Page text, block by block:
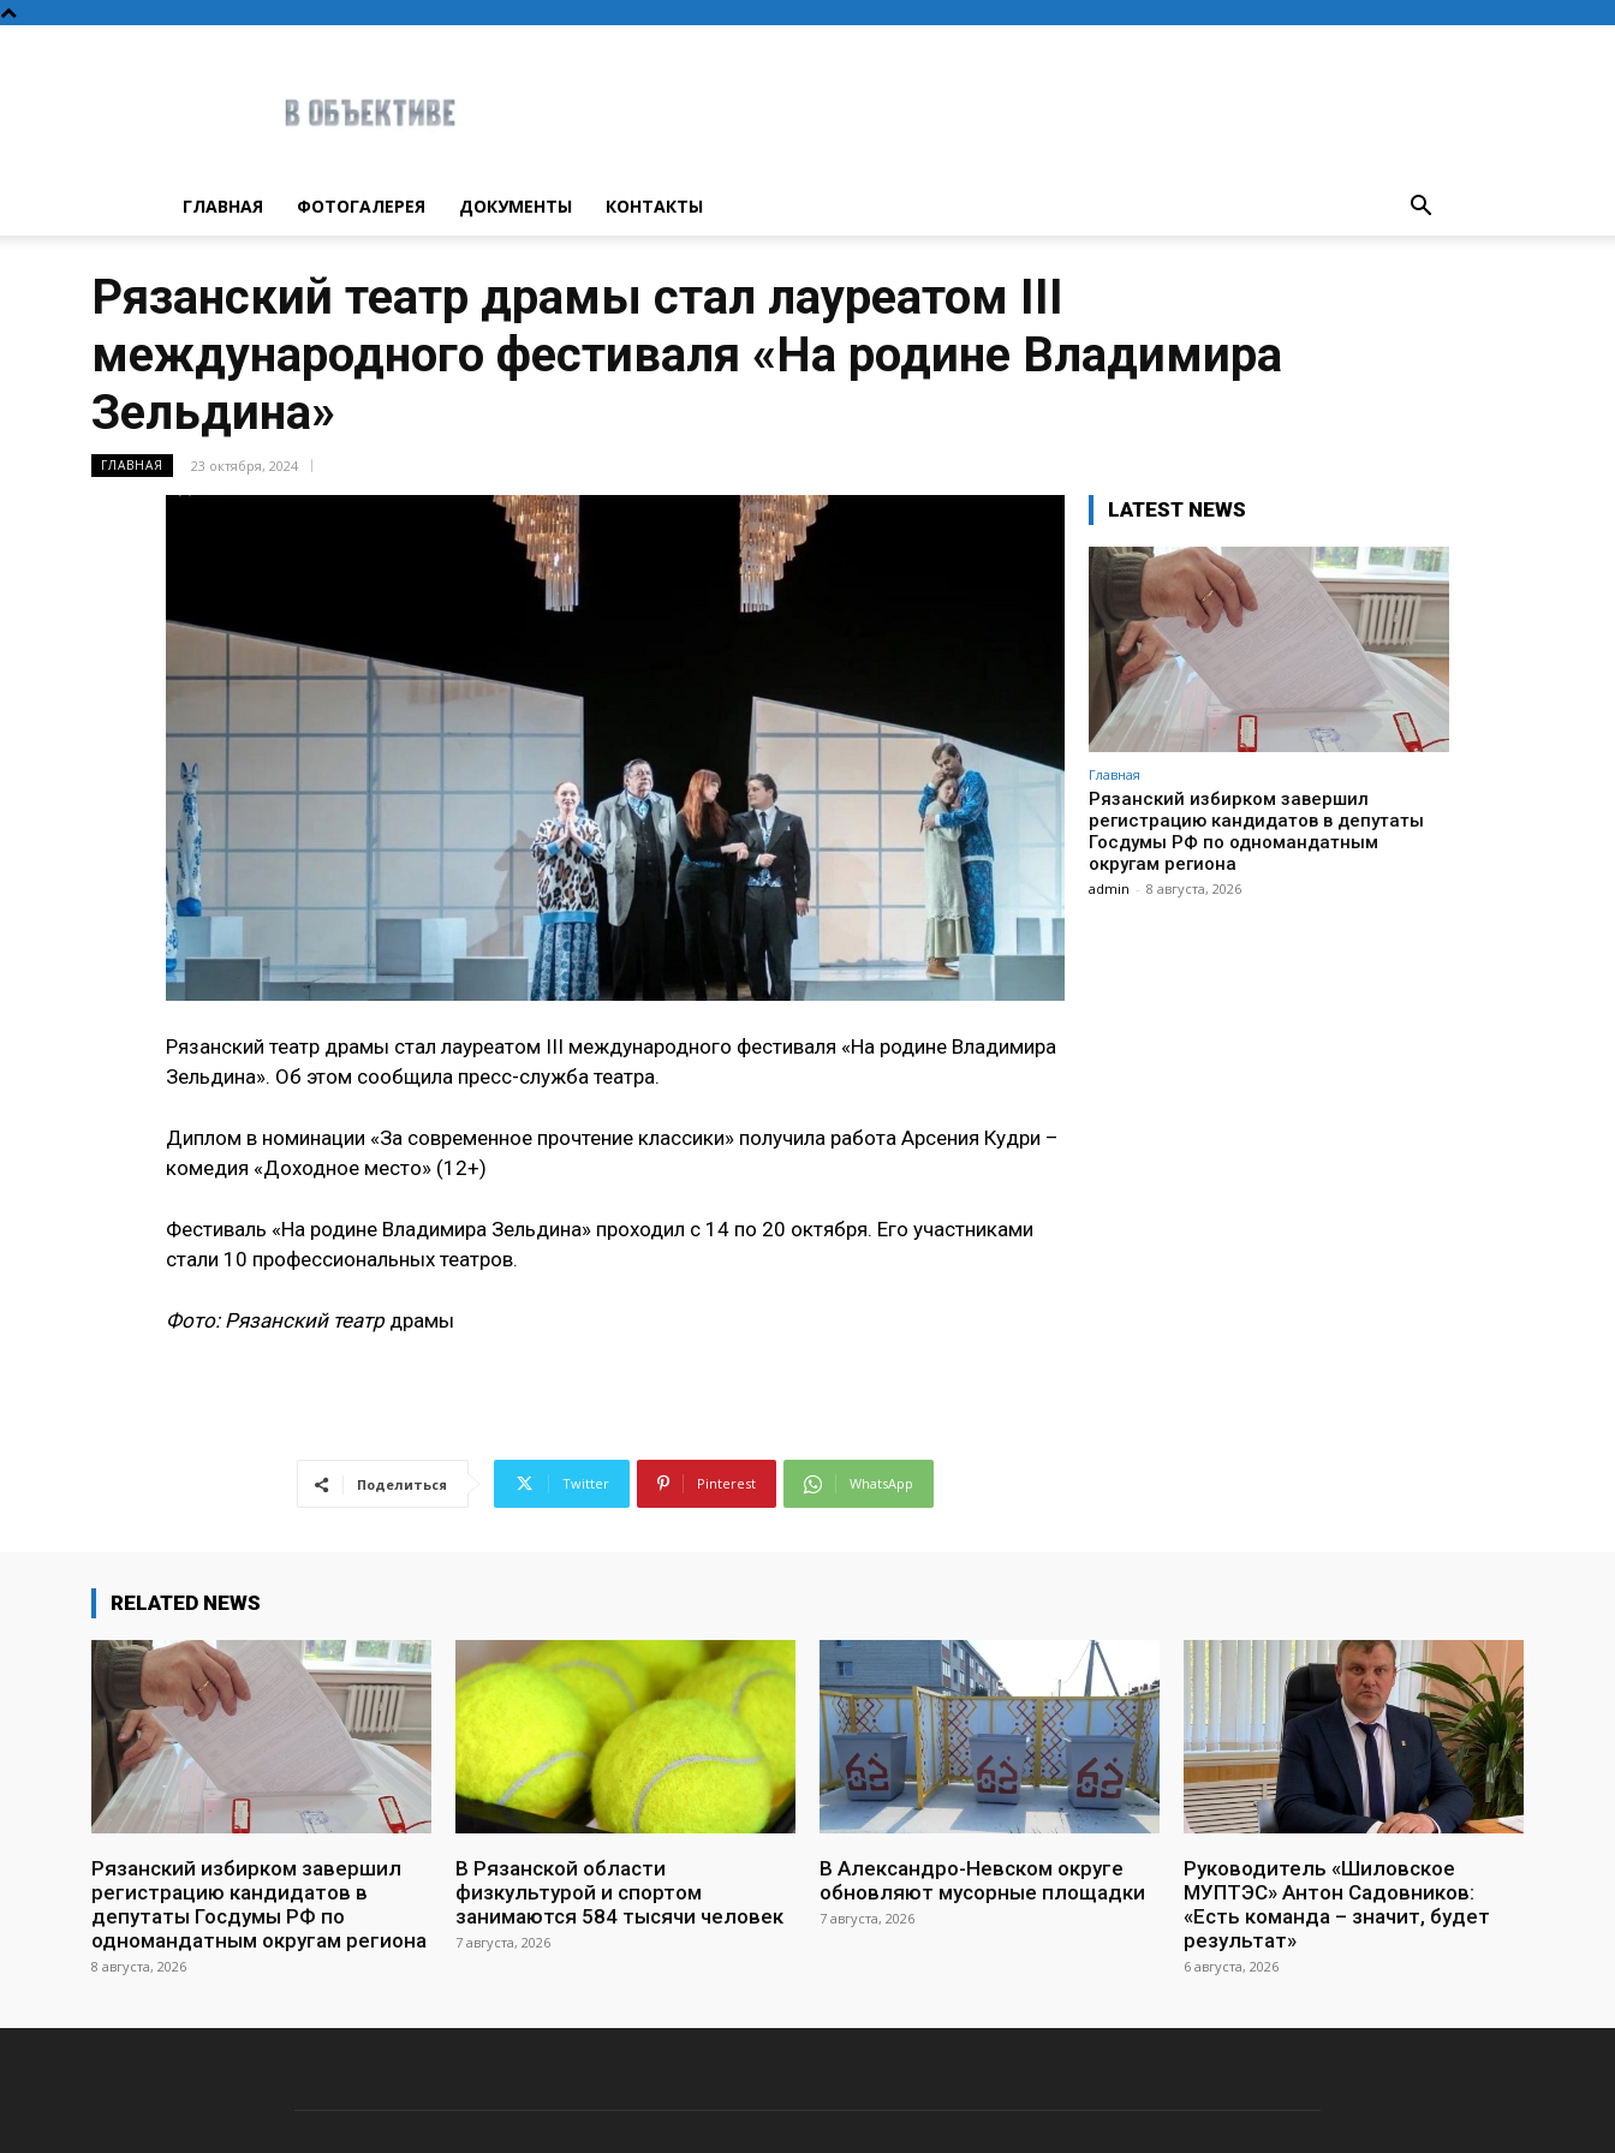
объективе
ГЛАВНАЯ ФОТОГАЛЕРЕЯ ДОКУМЕНТЫ КОНТАКТЫ
Рязанский театр драмы стал лауреатом III
международного фестиваля «На родине Владимира
Зельдина»
ГЛАВНАЯ 23 октября, 2024
Рязанский театр драмы стал лауреатом III международного фестиваля «На родине Владимира
Зельдина». Об этом сообщила пресс-служба театра.
Диплом в номинации «За современное прочтение классики» получила работа Арсения Кудри –
комедия «Доходное место» (12+)
Фестиваль «На родине Владимира Зельдина» проходил с 14 по 20 октября. Его участниками
стали 10 профессиональных театров.
Фото: Рязанский театрдрамы
Поделиться Twitter Pinterest WhatsApp
LATEST NEWS
Главная
Рязанский избирком завершил
регистрацию кандидатов в депутаты
Госдумы РФ по одномандатным
округам региона
admin - 8 августа, 2026
RELATED NEWS
Рязанский избирком завершил
регистрацию кандидатов в
депутаты Госдумы РФ по
одномандатным округам региона
8 августа, 2026
В Рязанской области
физкультурой и спортом
занимаются 584 тысячи человек
7 августа, 2026
В Александро-Невском округе
обновляют мусорные площадки
7 августа, 2026
Руководитель «Шиловское
МУПТЭС» Антон Садовников:
«Есть команда – значит, будет
результат»
6 августа, 2026